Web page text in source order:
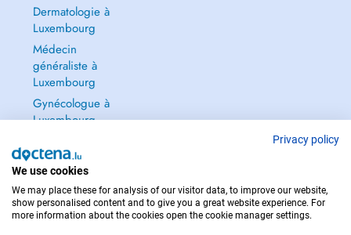
Dermatologie à
Luxembourg
Médecin
généraliste à
Luxembourg
Gynécologue à
Luxembourg
POUR LES URGENCES, CONSULTEZ : 112
Privacy policy
We use cookies
We may place these for analysis of our visitor data, to improve our website,
show personalised content and to give you a great website experience. For
more information about the cookies open the cookie manager settings.